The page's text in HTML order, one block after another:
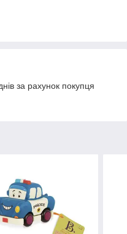
за рахунок покупця